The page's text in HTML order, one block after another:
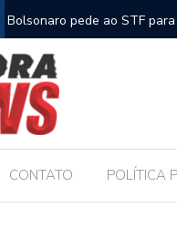
Bolsonaro pede ao STF
CONTATO POLÍTICA